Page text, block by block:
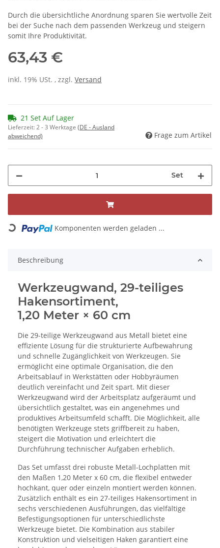
Durch die übersichtliche Anordnung sparen Sie wertvolle Zeit
bei der Suche nach dem passenden Werkzeug und steigern
somit Ihre Produktivität.
63,43 €
inkl. 19% USt. , zzgl. Versand
21 Set Auf Lager
Lieferzeit:2 - 3 Werktage (DE - Ausland
abweichend)
Frage zum Artikel
Set
Loading... Komponenten werden geladen ...
Beschreibung
Werkzeugwand, 29-teiliges
Hakensortiment,
1,20 Meter × 60 cm
Die 29-teilige Werkzeugwand aus Metall bietet eine
effiziente Lösung für die strukturierte Aufbewahrung
und schnelle Zugänglichkeit von Werkzeugen. Sie
ermöglicht eine optimale Organisation, die den
Arbeitsablauf in Werkstätten oder Hobbyräumen
deutlich vereinfacht und Zeit spart. Mit dieser
Werkzeugwand wird der Arbeitsplatz aufgeräumt und
übersichtlich gestaltet, was ein angenehmes und
produktives Arbeitsumfeld schafft. Die Möglichkeit, alle
benötigten Werkzeuge stets griffbereit zu haben,
steigert die Motivation und erleichtert die
Durchführung technischer Aufgaben erheblich.
Das Set umfasst drei robuste Metall-Lochplatten mit
den Maßen 1,20 Meter x 60 cm, die flexibel entweder
hochkant, quer oder einzeln montiert werden können.
Zusätzlich enthält es ein 27-teiliges Hakensortiment in
sechs verschiedenen Ausführungen, das vielfältige
Befestigungsoptionen für unterschiedlichste
Werkzeuge bietet. Die Kombination aus stabiler
Konstruktion und vielseitigen Haken garantiert eine